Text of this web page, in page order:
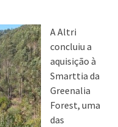
A Altri
concluiu a
aquisição à
Smarttia da
Greenalia
Forest, uma
das